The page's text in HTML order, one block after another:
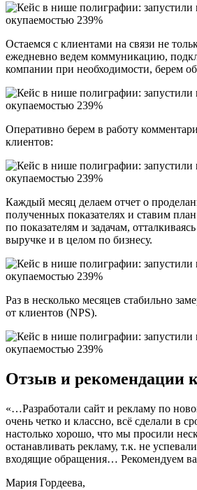
Остаемся с клиентами на связи не
ежедневно ведем коммуникацию,
компании при необходимости, берем
Оперативно берем в работу
клиентов:
Каждый месяц делаем отчет о
полученных показателях и ставим
по показателям и задачам,
выручке и в целом по бизнесу.
Раз в несколько месяцев стабильно
от клиентов (NPS).
Отзыв и рекомендации
«…Разработали сайт и рекламу по
очень четко и классно, всё сделали в
настолько хорошо, что мы просили
останавливать рекламу, т.к. не
входящие обращения… Рекомендуем
Мария Гордеева,